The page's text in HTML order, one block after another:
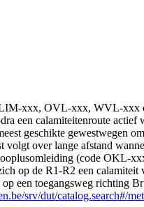
LIM-xxx, OVL-xxx, WVL-
een calamiteitenroute actief
geschikte gewestwegen
over lange afstand
(code OKL-
op de R1-R2 een
een toegangsweg richting
srv/dut/catalog.search#/